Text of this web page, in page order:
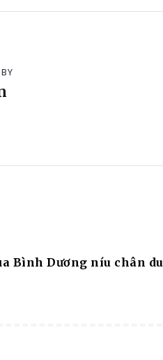
Bình Dương níu chân du